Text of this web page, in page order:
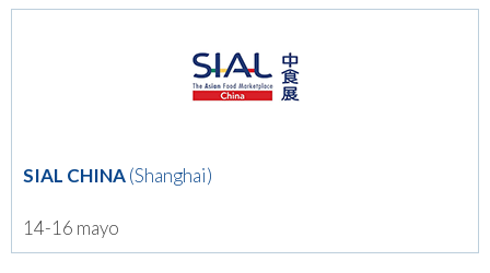
SIAL CHINA(Shanghai)
14-16 mayo